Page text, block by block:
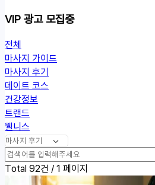
VIP 광고 모집중
전체
마사지 가이드
열
린
분
류
마사지 후기
데이트 코스
건강정보
트랜드
웰니스
검
색
Total 92건 /1 페이지